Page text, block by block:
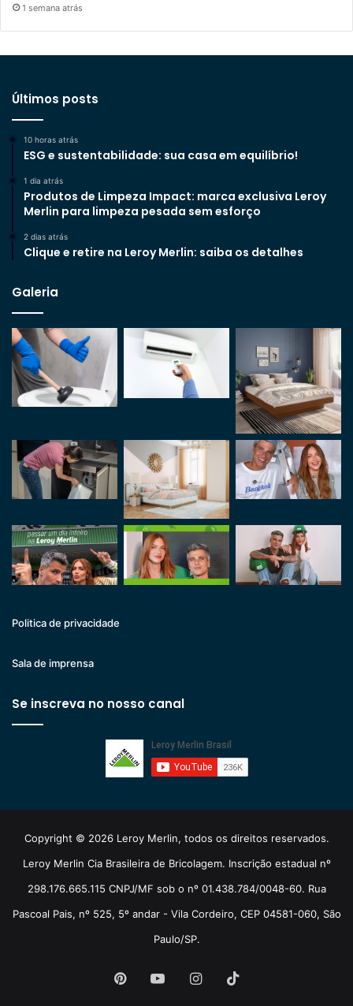
1 semana atrás
Últimos posts
10 horas atrás
ESG e sustentabilidade: sua casa em equilíbrio!
1 dia atrás
Produtos de Limpeza Impact: marca exclusiva Leroy
Merlin para limpeza pesada sem esforço
2 dias atrás
Clique e retire na Leroy Merlin: saiba os detalhes
Galeria
Politica de privacidade
Sala de imprensa
Se inscreva no nosso canal
Copyright © 2026 Leroy Merlin, todos os direitos reservados.
Leroy Merlin Cia Brasileira de Bricolagem. Inscrição estadual nº
298.176.665.115 CNPJ/MF sob o nº 01.438.784/0048-60. Rua
Pascoal Pais, nº 525, 5º andar - Vila Cordeiro, CEP 04581-060, São
Paulo/SP.
PinterestYouTubeInstagram